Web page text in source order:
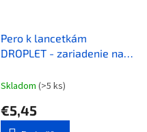
Pero k lancetkám
DROPLET - zariadenie na
Skladom (>5 ks)
€5,45